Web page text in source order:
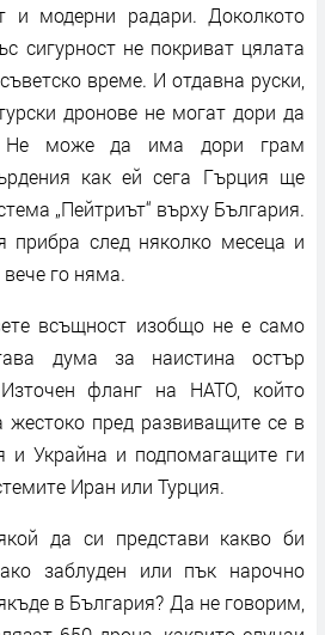
и модерни радари. Доколкото
сигурност не покриват цялата
време. И отдавна руски,
дронове не могат дори да
Не може да има дори грам
как ей сега Гърция ще
„Пейтриът“ върху България.
прибра след няколко месеца и
го няма.
всъщност изобщо не е само
дума за наистина остър
фланг на НАТО, който
жестоко пред развиващите се в
и Украйна и подпомагащите ги
Иран или Турция.
да си представи какво би
заблуден или пък нарочно
в България? Да не говорим,